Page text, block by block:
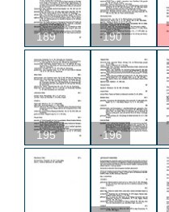
189 190
195 196